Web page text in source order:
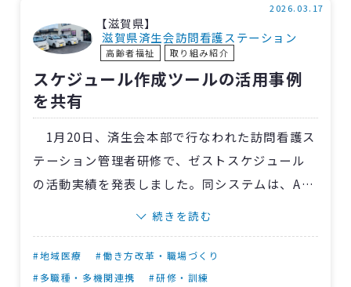
援手術のスタンダード化と臨床改善によるトー
タルコストケアの2演題を発表。また、後半では
Da Vinci最新機種SPを使用した事例紹介や手術
室看護師による発表がありました。
【滋賀県】
滋賀県済生会訪問看護ステーション
高齢者福祉 取り組み紹介
2026.03.17
スケジュール作成ツールの活用事例
を共有
1月20日、済生会本部で行なわれた訪問看護ス
テーション管理者研修で、ゼストスケジュール
の活動実績を発表しました。同システムは、AI
搭載訪問スケジュール自動作成クラウドで、滋
のもと約1年前から複数の事業所で導入していま
す。
続きを読む
#地域医療
#働き方改革・職場づくり
#多職種・多機関連携
#研修・訓練